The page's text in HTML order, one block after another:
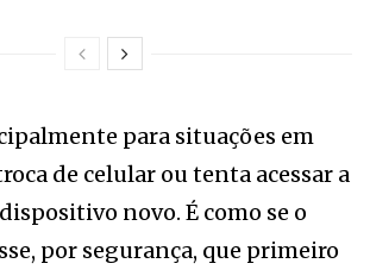
para situações em
de celular ou tenta acessar a
novo. É como se o
por segurança, que primeiro